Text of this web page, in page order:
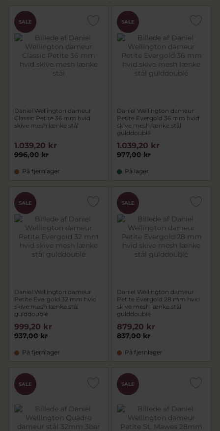
PRIS
SALE
Daniel Wellington dameur
Classic Petite 36 mm hvid
skive mesh lænke stål
996,00 kr
1.039,20 kr
På fjernlager
PRIS
SALE
Daniel Wellington dameur
Petite Evergold 36 mm hvid
skive mesh lænke stål
gulddoublé
977,00 kr
1.039,20 kr
På lager
PRIS
SALE
Daniel Wellington dameur
Petite Evergold 32 mm hvid
skive mesh lænke stål
gulddoublé
937,00 kr
999,20 kr
På fjernlager
PRIS
SALE
Daniel Wellington dameur
Petite Evergold 28 mm hvid
skive mesh lænke stål
gulddoublé
837,00 kr
879,20 kr
På fjernlager
PRIS
SALE
PRIS
SALE